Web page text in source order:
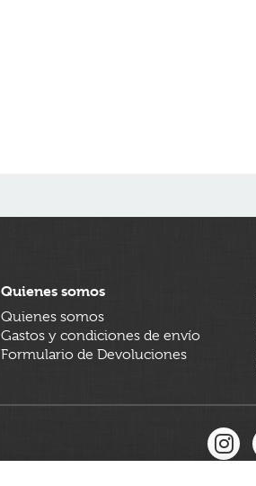
Quienes somos
Quienes somos
Gastos y condiciones de envío
Formulario de Devoluciones